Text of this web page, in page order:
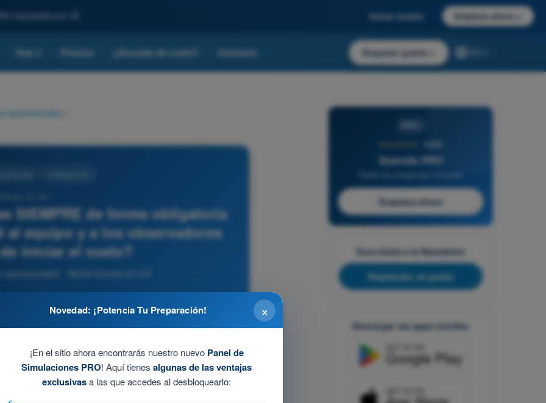
impulsada por IA. Iniciar sesión Empieza ahora
Test Precios ¿Escuela de vuelo? Contacto Empezar gratis
operacionales
SIEMPRE de forma obligatoria
equipo y a los observadores
iniciar el vuelo?
- AESA Drones A1-A3
a utilizar (ej. 'avión a las doce') y las vías de
control y caiga.
cliente.
4,6/5
Quizvds PRO
Empieza ahora
Suscríbete a la Newsletter
Regístrate, es gratis
Descargar las apps móviles
×
Novedad: ¡Potencia Tu Preparación!
¡En el sitio ahora encontrarás nuestro nuevo Panel de
Simulaciones PRO! Aquí tienes algunas de las ventajas
exclusivasa las que accedes al desbloquearlo: